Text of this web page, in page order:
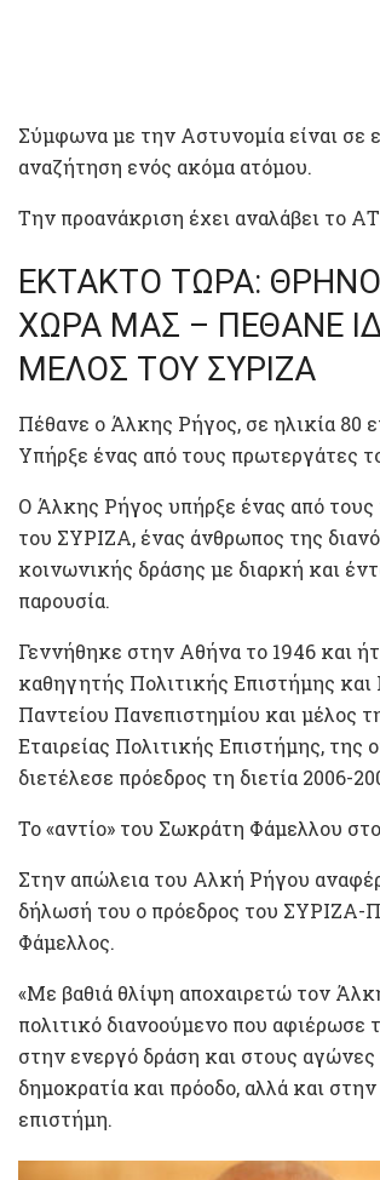
Σύμφωνα με την Αστυνομία είναι σε
αναζήτηση ενός ακόμα ατόμου.
Την προανάκριση έχει αναλάβει το
ΕΚΤΑΚΤΟ ΤΩΡΑ:
ΧΩΡΑ ΜΑΣ – ΠΕΘΑΝΕ
ΜΕΛΟΣ ΤΟΥ ΣΥΡΙΖΑ
Πέθανε ο Άλκης Ρήγος, σε ηλικία 80
Υπήρξε ένας από τους πρωτεργάτες
Ο Άλκης Ρήγος υπήρξε ένας από
του ΣΥΡΙΖΑ, ένας άνθρωπος της
κοινωνικής δράσης με διαρκή και
παρουσία.
Γεννήθηκε στην Αθήνα το 1946 και
καθηγητής Πολιτικής Επιστήμης και
Παντείου Πανεπιστημίου και μέλος
Εταιρείας Πολιτικής Επιστήμης, της
διετέλεσε πρόεδρος τη διετία 2006-
Το «αντίο» του Σωκράτη Φάμελλου
Στην απώλεια του Αλκή Ρήγου
δήλωσή του ο πρόεδρος του ΣΥΡΙΖΑ-
Φάμελλος.
«Με βαθιά θλίψη αποχαιρετώ τον
πολιτικό διανοούμενο που αφιέρωσε
στην ενεργό δράση και στους αγώνες
δημοκρατία και πρόοδο, αλλά και στην
επιστήμη.